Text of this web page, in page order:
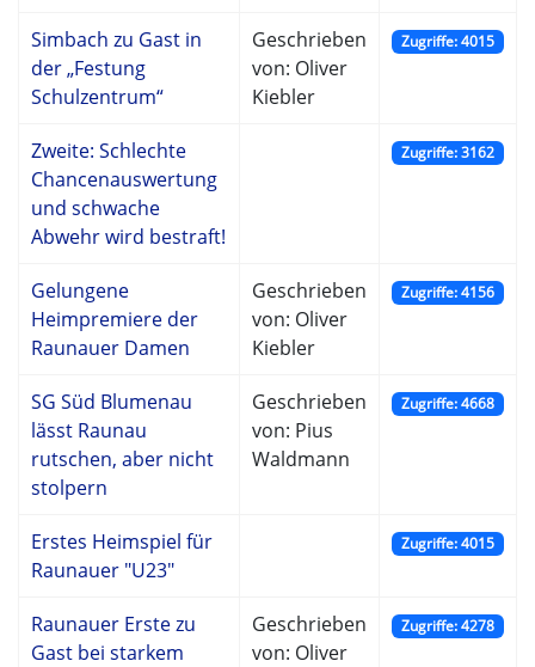
Simbach zu Gast in
der „Festung
Schulzentrum“
Geschrieben
von: Oliver
Kiebler
Zugriffe: 4015
Zweite: Schlechte
Chancenauswertung
und schwache
Abwehr wird bestraft!
Zugriffe: 3162
Gelungene
Heimpremiere der
Raunauer Damen
Geschrieben
von: Oliver
Kiebler
Zugriffe: 4156
SG Süd Blumenau
lässt Raunau
rutschen, aber nicht
stolpern
Geschrieben
von: Pius
Waldmann
Zugriffe: 4668
Erstes Heimspiel für
Raunauer "U23"
Zugriffe: 4015
Raunauer Erste zu
Gast bei starkem
Geschrieben
von: Oliver
Zugriffe: 4278